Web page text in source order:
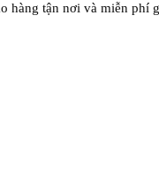
hàng tận nơi và miễn phí